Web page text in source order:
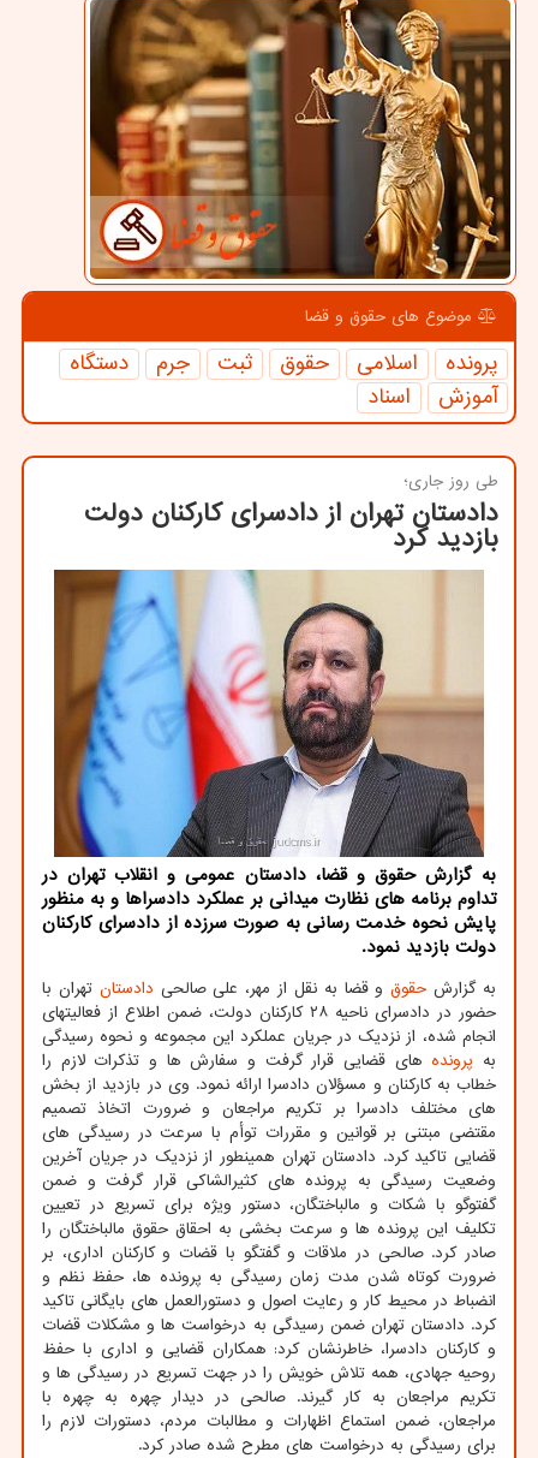
موضوع های حقوق و قضا
پرونده اسلامی حقوق ثبت جرم
دستگاه
آموزش
اسناد
طی روز جاری؛
دادستان تهران از دادسرای کارکنان دولت
بازدید کرد
به گزارش حقوق و قضا، دادستان عمومی و انقلاب تهران در
تداوم برنامه های نظارت میدانی بر عملکرد دادسراها و به منظور
پایش نحوه خدمت رسانی به صورت سرزده از دادسرای کارکنان
دولت بازدید نمود.
به گزارش حقوقو قضا به نقل از مهر، علی صالحی دادستان تهران با
حضور در دادسرای ناحیه ۲۸ کارکنان دولت، ضمن اطلاع از فعالیتهای
انجام شده، از نزدیک در جریان عملکرد این مجموعه و نحوه رسیدگی
به پرونده های قضایی قرار گرفت و سفارش ها و تذکرات لازم را
خطاب به کارکنان و مسؤلان دادسرا ارائه نمود. وی در بازدید از بخش
های مختلف دادسرا بر تکریم مراجعان و ضرورت اتخاذ تصمیم
مقتضی مبتنی بر قوانین و مقررات توأم با سرعت در رسیدگی های
قضایی تاکید کرد. دادستان تهران همینطور از نزدیک در جریان آخرین
وضعیت رسیدگی به پرونده های کثیرالشاکی قرار گرفت و ضمن
گفت‎وگو با شکات و مالباختگان، دستور ویژه برای تسریع در تعیین
تکلیف این پرونده ها و سرعت بخشی به احقاق حقوق مالباختگان را
صادر کرد. صالحی در ملاقات و گفتگو با قضات و کارکنان اداری، بر
ضرورت کوتاه شدن مدت زمان رسیدگی به پرونده ها، حفظ نظم و
انضباط در محیط کار و رعایت اصول و دستورالعمل های بایگانی تاکید
کرد. دادستان تهران ضمن رسیدگی به درخواست ها و مشکلات قضات
و کارکنان دادسرا، خاطرنشان کرد: همکاران قضایی و اداری با حفظ
روحیه جهادی، همه تلاش خویش را در جهت تسریع در رسیدگی ها و
تکریم مراجعان به کار گیرند. صالحی در دیدار چهره به چهره با
مراجعان، ضمن استماع اظهارات و مطالبات مردم، دستورات لازم را
برای رسیدگی به درخواست های مطرح شده صادر کرد.